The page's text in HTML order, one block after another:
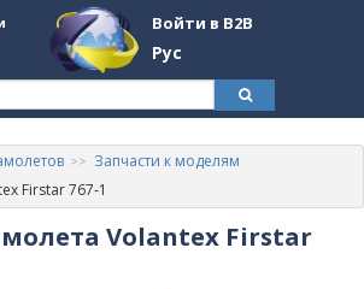
Войти в B2B
Рус
Запчасти к моделям
Firstar 767-1
Volantex Firstar